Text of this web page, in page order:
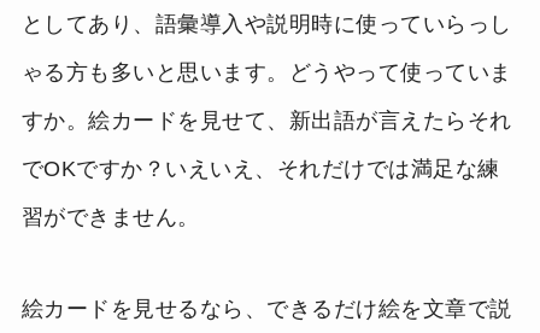
としてあり、語彙導入や説明時に使っていらっし
ゃる方も多いと思います。どうやって使っていま
すか。絵カードを見せて、新出語が言えたらそれ
でOKですか？いえいえ、それだけでは満足な練
習ができません。
絵カードを見せるなら、できるだけ絵を文章で説